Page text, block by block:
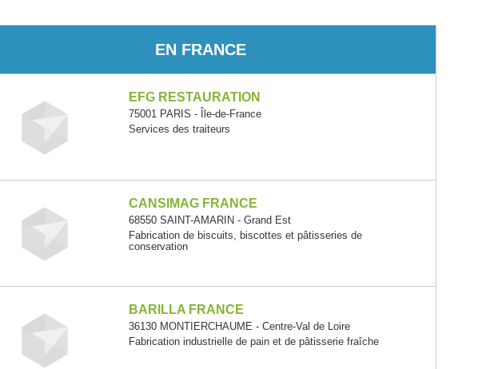
EN FRANCE
EFG RESTAURATION
75001 PARIS - Île-de-France
Services des traiteurs
CANSIMAG FRANCE
68550 SAINT-AMARIN - Grand Est
Fabrication de biscuits, biscottes et pâtisseries de
conservation
BARILLA FRANCE
36130 MONTIERCHAUME - Centre-Val de Loire
Fabrication industrielle de pain et de pâtisserie fraîche